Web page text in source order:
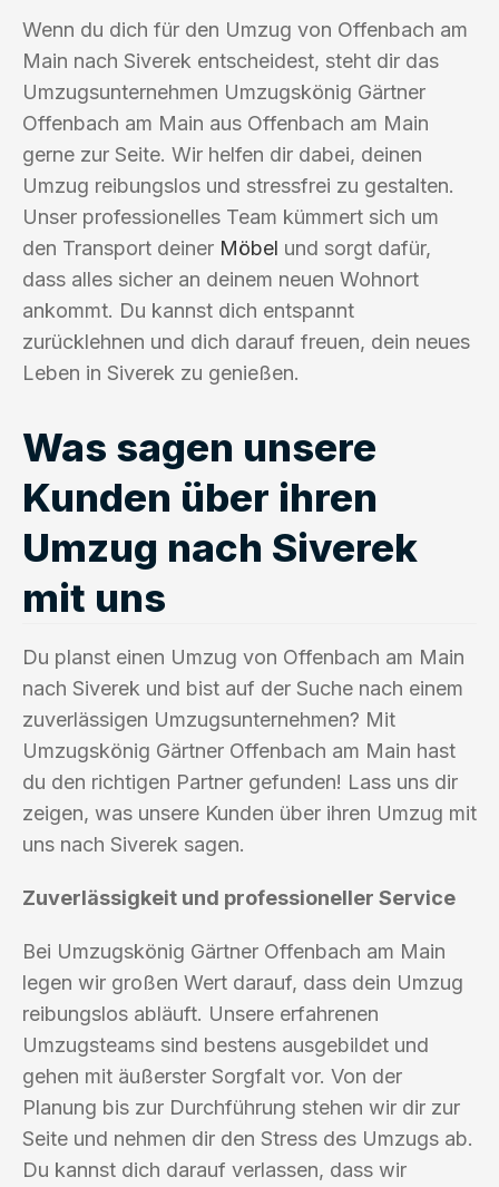
Wenn du dich für den Umzug von Offenbach am
Main nach Siverek entscheidest, steht dir das
Umzugsunternehmen Umzugskönig Gärtner
Offenbach am Main aus Offenbach am Main
gerne zur Seite. Wir helfen dir dabei, deinen
Umzug reibungslos und stressfrei zu gestalten.
Unser professionelles Team kümmert sich um
den Transport deiner Möbel und sorgt dafür,
dass alles sicher an deinem neuen Wohnort
ankommt. Du kannst dich entspannt
zurücklehnen und dich darauf freuen, dein neues
Leben in Siverek zu genießen.
Was sagen unsere
Kunden über ihren
Umzug nach Siverek
mit uns
Du planst einen Umzug von Offenbach am Main
nach Siverek und bist auf der Suche nach einem
zuverlässigen Umzugsunternehmen? Mit
Umzugskönig Gärtner Offenbach am Main hast
du den richtigen Partner gefunden! Lass uns dir
zeigen, was unsere Kunden über ihren Umzug mit
uns nach Siverek sagen.
Zuverlässigkeit und professioneller Service
Bei Umzugskönig Gärtner Offenbach am Main
legen wir großen Wert darauf, dass dein Umzug
reibungslos abläuft. Unsere erfahrenen
Umzugsteams sind bestens ausgebildet und
gehen mit äußerster Sorgfalt vor. Von der
Planung bis zur Durchführung stehen wir dir zur
Seite und nehmen dir den Stress des Umzugs ab.
Du kannst dich darauf verlassen, dass wir